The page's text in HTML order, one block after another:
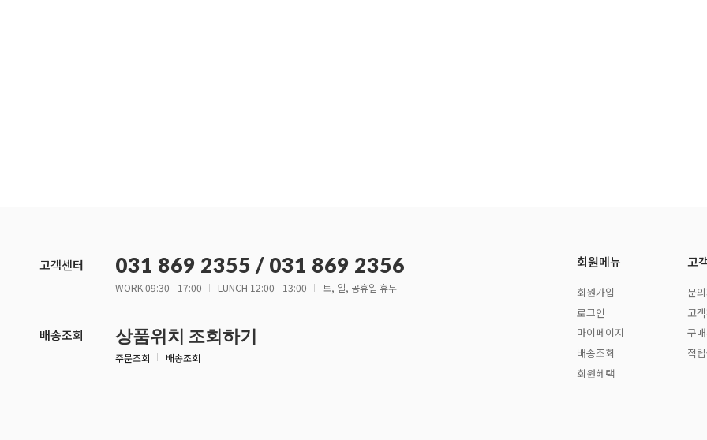
고객센터 031 869 2355 / 031 869 2356
WORK 09:30 - 17:00 LUNCH 12:00 - 13:00 토, 일, 공휴일 휴무
배송조회 상품위치 조회하기
주문조회 배송조회
회원메뉴
회원가입
로그인
마이페이지
배송조회
회원혜택
고
문
고
구
적